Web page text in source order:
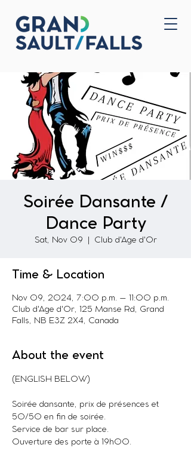
Home
Soirée Dansante /
Dance Party
Sat, Nov 09 Club d'Age d'Or
Time & Location
Nov 09, 2024, 7:00 p.m. – 11:00 p.m.
Club d'Age d'Or, 125 Manse Rd, Grand
Falls, NB E3Z 2X4, Canada
About the event
(ENGLISH BELOW)
Soirée dansante, prix de présences et
50/50 en fin de soirée.
Service de bar sur place.
Ouverture des porte à 19h00.